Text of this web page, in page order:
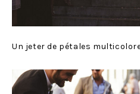
Un jeter de pétales